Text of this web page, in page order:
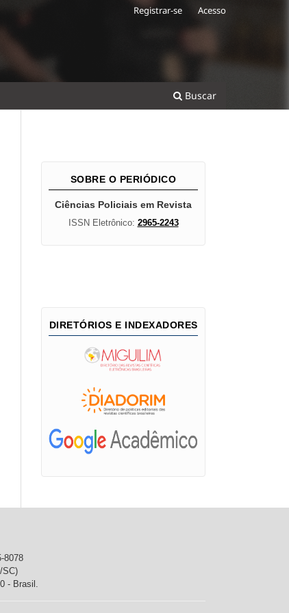
Buscar
Registrar-se Acesso
SOBRE O PERIÓDICO
Ciências Policiais em Revista
ISSN Eletrônico: 2965-2243
DIRETÓRIOS E INDEXADORES
8078
SC)
- Brasil.